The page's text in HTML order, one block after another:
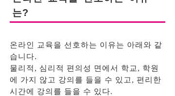
는?
온라인 교육을 선호하는 이유는 아래와 같
습니다.
물리적, 심리적 편의성 면에서 학교, 학원
에 가지 않고 강의를 들을 수 있고, 편리한
시간에 강의를 들을 수 있다.